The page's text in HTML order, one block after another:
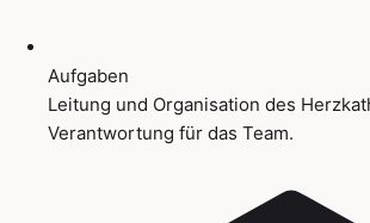
Aufgaben
Leitung und Organisation des
Verantwortung für das Team.